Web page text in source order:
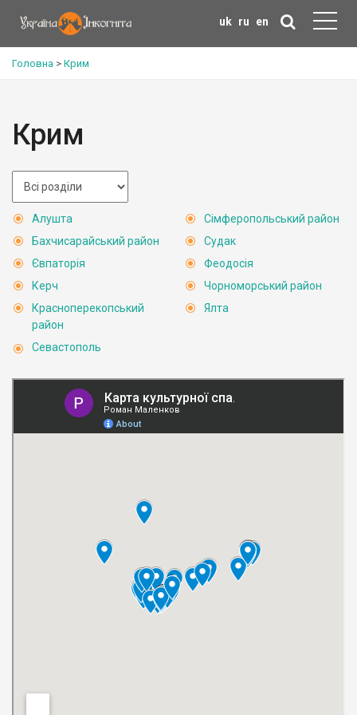
uk ru en
Головна > Крим
Крим
Алушта
Бахчисарайський район
Євпаторія
Керч
Красноперекопський
район
Севастополь
Сімферопольський район
Судак
Феодосія
Чорноморський район
Ялта